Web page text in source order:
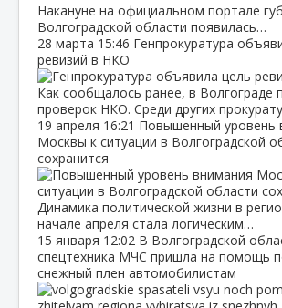
Накануне на официальном портале
Волгоградской области появилась…
28 марта 15:46 Генпрокуратура
ревизий в НКО
Как сообщалось ранее, в Волгограде
проверок НКО. Среди других
19 апреля 16:21 Повышенный уровень
Москвы к ситуации в Волгоградской
сохранится
Динамика политической жизни в
начале апреля стала логическим…
15 января 12:02 В Волгоградской
спецтехника МЧС пришла на помощь
снежный плен автомобилистам